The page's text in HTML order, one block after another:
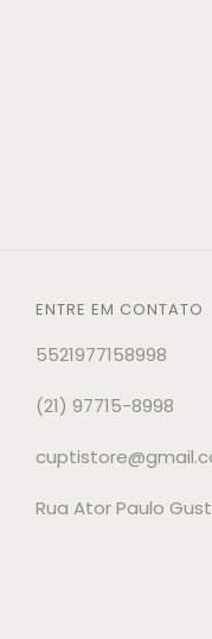
ENTRE EM CONTATO
5521977158998
(21) 97715-8998
Rua Ator Paulo